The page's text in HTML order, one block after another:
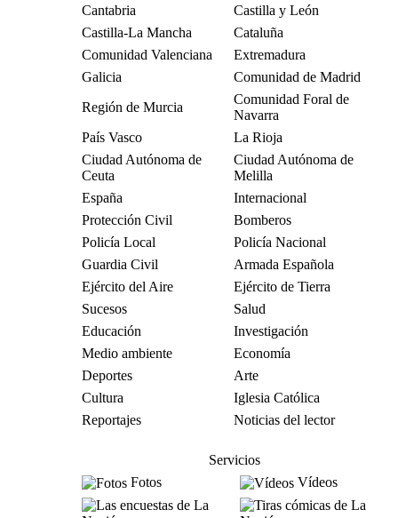
Cantabria
Castilla y León
Castilla-La Mancha
Cataluña
Comunidad Valenciana
Extremadura
Galicia
Comunidad de Madrid
Región de Murcia
Comunidad Foral de
Navarra
País Vasco
La Rioja
Ciudad Autónoma de
Ceuta
Ciudad Autónoma de
Melilla
España
Internacional
Protección Civil
Bomberos
Policía Local
Policía Nacional
Guardia Civil
Armada Española
Ejército del Aire
Ejército de Tierra
Sucesos
Salud
Educación
Investigación
Medio ambiente
Economía
Deportes
Arte
Cultura
Iglesia Católica
Reportajes
Noticias del lector
Servicios
Fotos
Vídeos